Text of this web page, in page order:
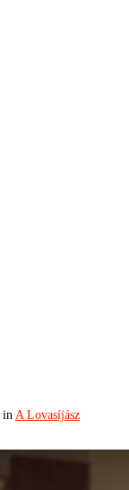
in A Lovasíjász